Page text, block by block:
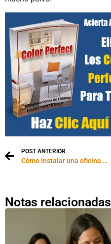
POST ANTERIOR
Cómo instalar una oficina en casa
Notas relacionadas